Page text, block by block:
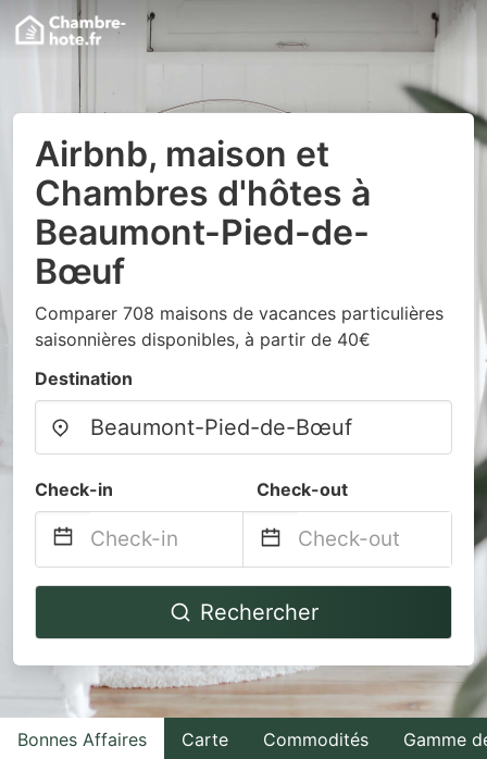
Airbnb, maison et
Chambres d'hôtes à
Beaumont-Pied-de-
Bœuf
Comparer 708 maisons de vacances particulières
saisonnières disponibles, à partir de 40€
Destination
Check-in Check-out
Navigate
to
interact
with
the
Navigate
backward
to
interact
with
the
Rechercher
Bonnes Affaires Carte Commodités Gamme